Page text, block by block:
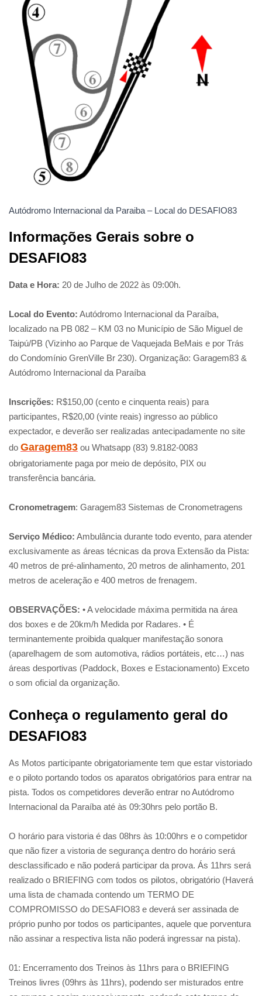
Autódromo Internacional da Paraiba – Local do DESAFIO83
Informações Gerais sobre o
DESAFIO83
Data e Hora: 20 de Julho de 2022 às 09:00h.
Local do Evento: Autódromo Internacional da Paraíba,
localizado na PB 082 – KM 03 no Município de São Miguel de
Taipú/PB (Vizinho ao Parque de Vaquejada BeMais e por Trás
do Condomínio GrenVille Br 230). Organização: Garagem83 &
Autódromo Internacional da Paraíba
Inscrições: R$150,00 (cento e cinquenta reais) para
participantes, R$20,00 (vinte reais) ingresso ao público
expectador, e deverão ser realizadas antecipadamente no site
do Garagem83 ou Whatsapp (83) 9.8182-0083
obrigatoriamente paga por meio de depósito, PIX ou
transferência bancária.
Cronometragem: Garagem83 Sistemas de Cronometragens
Serviço Médico: Ambulância durante todo evento, para atender
exclusivamente as áreas técnicas da prova Extensão da Pista:
40 metros de pré-alinhamento, 20 metros de alinhamento, 201
metros de aceleração e 400 metros de frenagem.
OBSERVAÇÕES: • A velocidade máxima permitida na área
dos boxes e de 20km/h Medida por Radares. • É
terminantemente proibida qualquer manifestação sonora
(aparelhagem de som automotiva, rádios portáteis, etc…) nas
áreas desportivas (Paddock, Boxes e Estacionamento) Exceto
o som oficial da organização.
Conheça o regulamento geral do
DESAFIO83
As Motos participante obrigatoriamente tem que estar vistoriado
e o piloto portando todos os aparatos obrigatórios para entrar na
pista. Todos os competidores deverão entrar no Autódromo
Internacional da Paraíba até às 09:30hrs pelo portão B.
O horário para vistoria é das 08hrs às 10:00hrs e o competidor
que não fizer a vistoria de segurança dentro do horário será
desclassificado e não poderá participar da prova. Ás 11hrs será
realizado o BRIEFING com todos os pilotos, obrigatório (Haverá
uma lista de chamada contendo um TERMO DE
COMPROMISSO do DESAFIO83 e deverá ser assinada de
próprio punho por todos os participantes, aquele que porventura
não assinar a respectiva lista não poderá ingressar na pista).
01: Encerramento dos Treinos às 11hrs para o BRIEFING
Treinos livres (09hrs às 11hrs), podendo ser misturados entre